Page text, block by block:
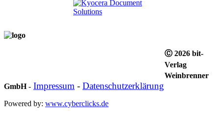
Ⓒ 2026 bit-
Verlag
Weinbrenner
GmbH- Impressum - Datenschutzerklärung
Powered by: www.cyberclicks.de